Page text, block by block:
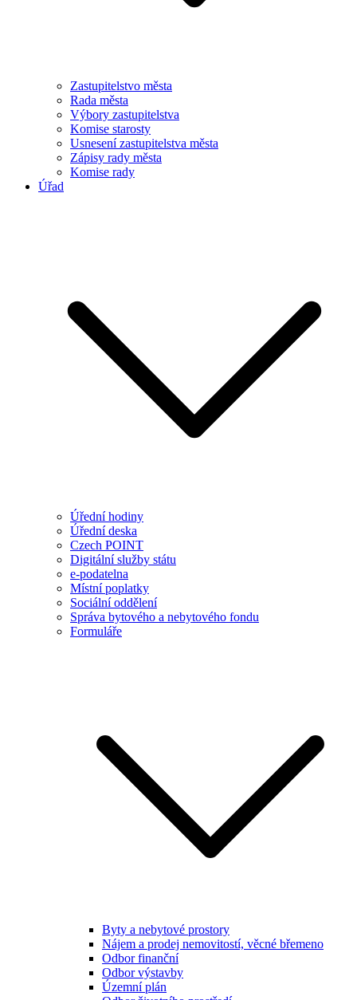
Zastupitelstvo města
Rada města
Výbory zastupitelstva
Komise starosty
Usnesení zastupitelstva města
Zápisy rady města
Komise rady
Úřad
Úřední hodiny
Úřední deska
Czech POINT
Digitální služby státu
e-podatelna
Místní poplatky
Sociální oddělení
Správa bytového a nebytového fondu
Formuláře
Byty a nebytové prostory
Nájem a prodej nemovitostí, věcné břemeno
Odbor finanční
Odbor výstavby
Územní plán